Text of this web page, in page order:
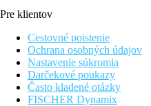
Pre klientov
Cestovné poistenie
Ochrana osobných údajov
Nastavenie súkromia
Darčekové poukazy
Často kladené otázky
FISCHER Dynamix